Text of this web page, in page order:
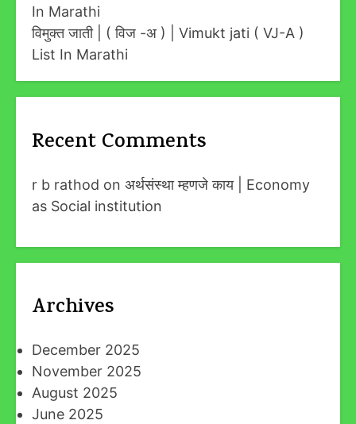
In Marathi
विमुक्त जाती | ( विज -अ ) | Vimukt jati ( VJ-A )
List In Marathi
Recent Comments
r b rathod on अर्थसंस्था म्हणजे काय | Economy
as Social institution
Archives
December 2025
November 2025
August 2025
June 2025